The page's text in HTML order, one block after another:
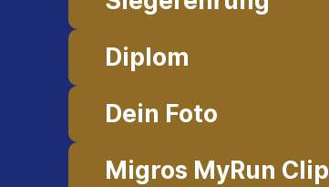
Diplom
Dein Foto
Migros MyRun Clip